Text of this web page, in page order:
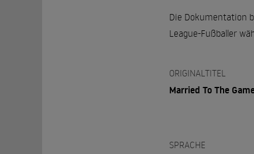
Die Dokumentation
League-Fußballer
ORIGINALTITEL
Married To The
SPRACHE